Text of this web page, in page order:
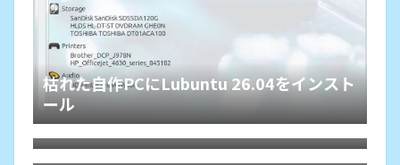
枯れた自作PCにLubuntu 26.04をインスト
ール
HDMIオーディオ分離器でレガシー規格ホ
ームシアターが本領を発揮、その旋律に戦
慄
Debian 13 trixieをLXQtでASUS-X540YA
にインストールしてみた。懐かしくて軽快